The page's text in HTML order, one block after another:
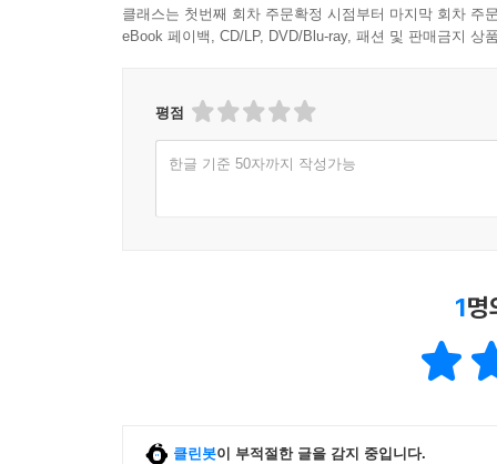
우리는 풍요로운 세상 속의 ‘지루한 세대’로
우리가 기계가 아니고 진화의 사슬 속에서 우발
믿고 따르는 것, 자신에게 쏠린 관심을 타인에게
자본주의 세상을 살아가는 현대인에게 닥친 가
톱니바퀴가 되어버린 우리의 무의미한 현실을
얘기하며, 이러한 역설에 대처하며 각자의 텅
비인격적인 구조와 물질 중심의 선택이라는 비
클래스는 첫번째 회차 주문확정 시점부터 마지막 회차 주
eBook 페이백, CD/LP, DVD/Blu-ray, 패션 및 판매금지 상
평점
한글 기준 50자까지 작성가능
1명
클린봇이 부적절한 글을 감지 중입니다.